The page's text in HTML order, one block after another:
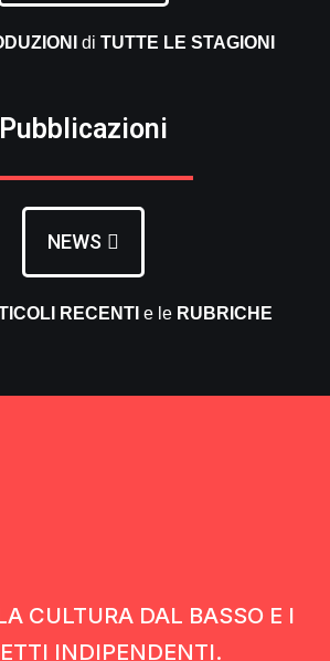
di TUTTE LE STAGIONI
Pubblicazioni
NEWS
RECENTI e le RUBRICHE
CULTURA DAL BASSO E I
INDIPENDENTI.